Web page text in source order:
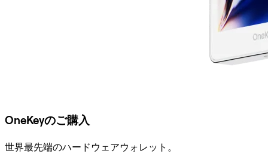
OneKeyのご購入
世界最先端のハードウェアウォレット。